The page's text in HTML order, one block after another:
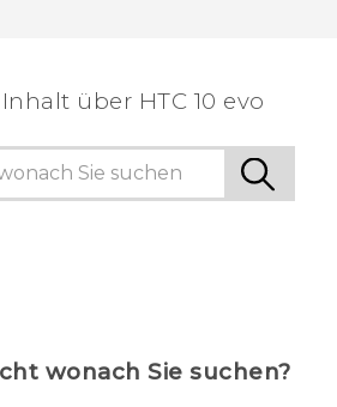
über‎ HTC 10 evo
wonach Sie suchen?